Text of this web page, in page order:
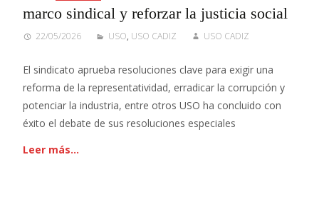
marco sindical y reforzar la justicia social
22/05/2026 USO, USO CADIZ USO CADIZ
El sindicato aprueba resoluciones clave para exigir una
reforma de la representatividad, erradicar la corrupción y
potenciar la industria, entre otros USO ha concluido con
éxito el debate de sus resoluciones especiales
Leer más…